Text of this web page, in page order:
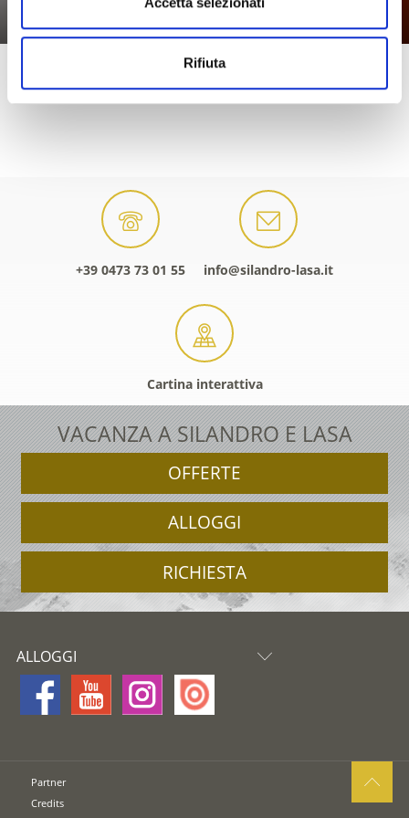
Rifiuta
+39 0473 73 01 55 info@silandro-lasa.it
Cartina interattiva
VACANZA A SILANDRO E LASA
OFFERTE
ALLOGGI
RICHIESTA
ALLOGGI
Partner
Credits